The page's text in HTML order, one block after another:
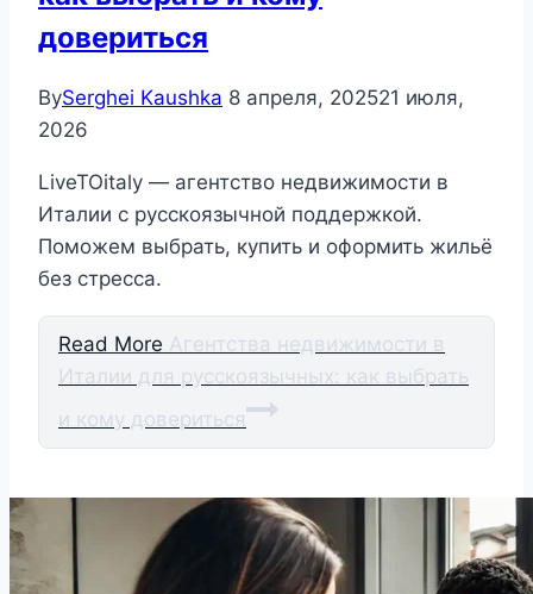
довериться
BySerghei Kaushka 8 апреля, 202521 июля,
2026
LiveTOitaly — агентство недвижимости в
Италии с русскоязычной поддержкой.
Поможем выбрать, купить и оформить жильё
без стресса.
Read More Агентства недвижимости в
Италии для русскоязычных: как выбрать
и кому довериться